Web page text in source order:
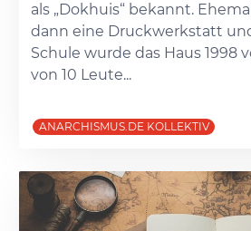
als „Dokhuis“ bekannt.
dann eine Druckwerkstatt
Schule wurde das Haus 1998
von 10 Leute...
ANARCHISMUS.DE KOLLEKTIV